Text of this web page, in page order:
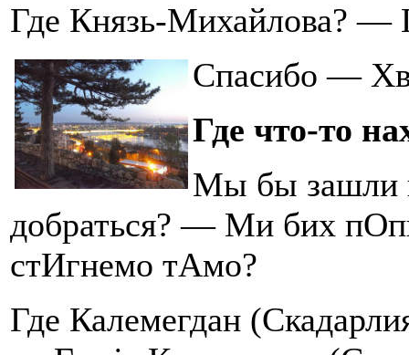
Где Князь-Михайлова? —
Спасибо —
Где что-то
Мы бы зашли
добраться? — Ми бих
стИгнемо тАмо?
Где Калемегдан